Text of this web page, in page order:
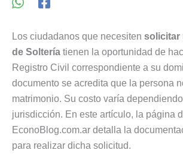
Los ciudadanos que necesiten solicitar
de Soltería tienen la oportunidad de
Registro Civil correspondiente a su
documento se acredita que la persona
matrimonio. Su costo varía
jurisdicción. En este artículo, la página
EconoBlog.com.ar detalla la
para realizar dicha solicitud.